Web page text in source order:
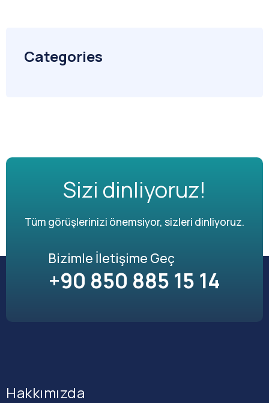
Categories
Sizi dinliyoruz!
Tüm görüşlerinizi önemsiyor, sizleri dinliyoruz.
Bizimle İletişime Geç
+90 850 885 15 14
Hakkımızda